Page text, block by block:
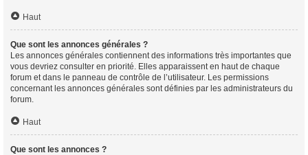
Haut
Que sont les annonces générales ?
Les annonces générales contiennent des informations très importantes que
vous devriez consulter en priorité. Elles apparaissent en haut de chaque
forum et dans le panneau de contrôle de l’utilisateur. Les permissions
concernant les annonces générales sont définies par les administrateurs du
forum.
Haut
Que sont les annonces ?